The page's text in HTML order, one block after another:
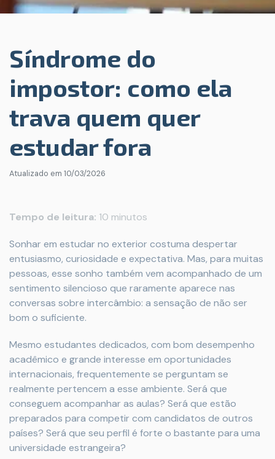
Síndrome do
impostor: como ela
trava quem quer
estudar fora
Atualizado em 10/03/2026
Tempo de leitura: 10 minutos
Sonhar em estudar no exterior costuma despertar
entusiasmo, curiosidade e expectativa. Mas, para muitas
pessoas, esse sonho também vem acompanhado de um
sentimento silencioso que raramente aparece nas
conversas sobre intercâmbio: a sensação de não ser
bom o suficiente.
Mesmo estudantes dedicados, com bom desempenho
acadêmico e grande interesse em oportunidades
internacionais, frequentemente se perguntam se
realmente pertencem a esse ambiente. Será que
conseguem acompanhar as aulas? Será que estão
preparados para competir com candidatos de outros
países? Será que seu perfil é forte o bastante para uma
universidade estrangeira?